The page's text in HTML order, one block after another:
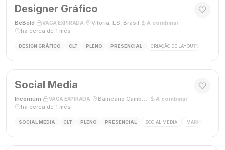
Designer Gráfico
BeBold VAGA EXPIRADA Vitória, ES, Brasil A combinar·
há cerca de 1 mês
DESIGN GRÁFICO CLT PLENO PRESENCIAL CRIAÇÃO DE LAYOUTS
Social Media
Incomum VAGA EXPIRADA Balneário Camboriú, SC A combinar·
há cerca de 1 mês
SOCIAL MEDIA CLT PLENO PRESENCIAL SOCIAL MEDIA MARKETING